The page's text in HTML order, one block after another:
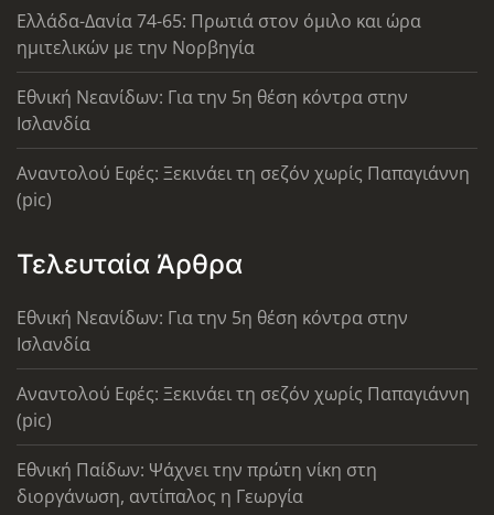
Ελλάδα-Δανία 74-65: Πρωτιά στον όμιλο και ώρα
ημιτελικών με την Νορβηγία
Εθνική Νεανίδων: Για την 5η θέση κόντρα στην
Ισλανδία
Αναντολού Εφές: Ξεκινάει τη σεζόν χωρίς Παπαγιάννη
(pic)
Τελευταία Άρθρα
Εθνική Νεανίδων: Για την 5η θέση κόντρα στην
Ισλανδία
Αναντολού Εφές: Ξεκινάει τη σεζόν χωρίς Παπαγιάννη
(pic)
Εθνική Παίδων: Ψάχνει την πρώτη νίκη στη
διοργάνωση, αντίπαλος η Γεωργία